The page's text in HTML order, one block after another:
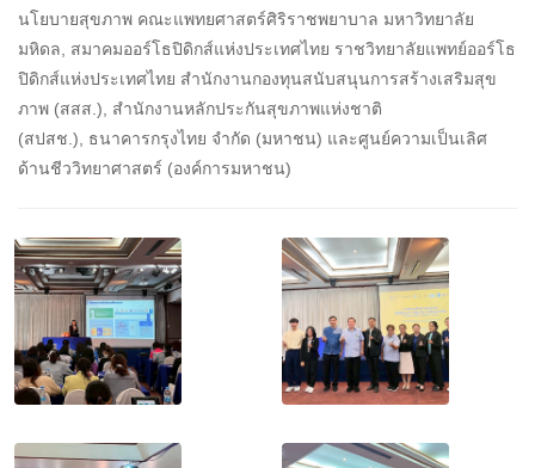
นโยบายสุขภาพ คณะแพทยศาสตร์ศิริราชพยาบาล มหาวิทยาลัย
มหิดล, สมาคมออร์โธปิดิกส์แห่งประเทศไทย ราชวิทยาลัยแพทย์ออร์โธ
ปิดิกส์แห่งประเทศไทย สำนักงานกองทุนสนับสนุนการสร้างเสริมสุข
ภาพ (สสส.), สำนักงานหลักประกันสุขภาพแห่งชาติ
(สปสช.), ธนาคารกรุงไทย จำกัด (มหาชน) และศูนย์ความเป็นเลิศ
ด้านชีววิทยาศาสตร์ (องค์การมหาชน)